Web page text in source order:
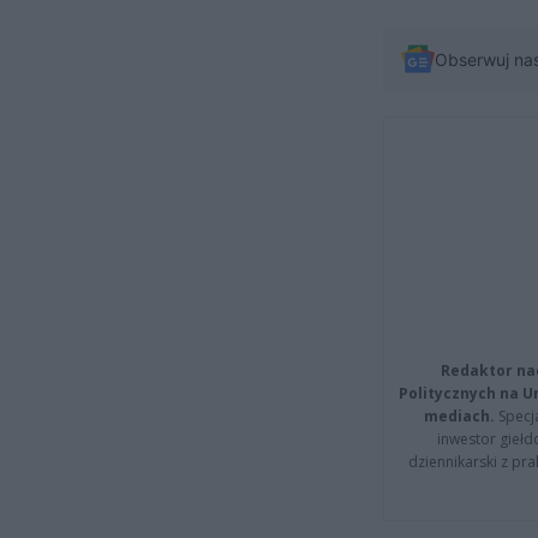
Obserwuj
Redaktor
Politycznych na
mediach.
inwestor
dziennikarski z